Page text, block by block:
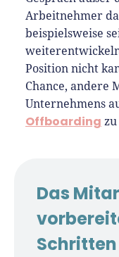
Arbeitnehmer
beispielsweise
Position nicht
Chance, andere
Unternehmens
Offboarding
Das
Schritten